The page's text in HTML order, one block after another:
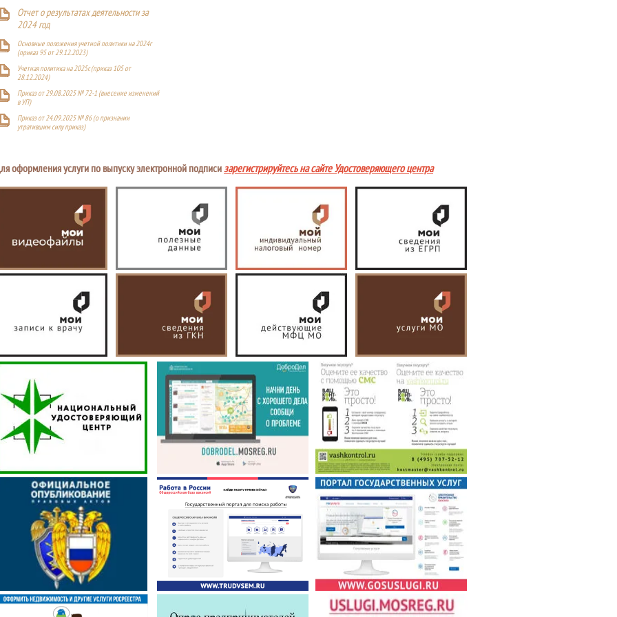
Отчет о результатах деятельности за
2024 год
Основные положения учетной политики на 2024г
(приказ 95 от 29.12.2023)
Учетная политика на 2025г. (приказ 105 от
28.12.2024)
Приказ от 29.08.2025 № 72-1 (внесение изменений
в УП)
Приказ от 24.09.2025 № 86 (о признании
утратившим силу приказ)
оформления услуги по выпуску электронной подписизарегистрируйтесь на сайте Удостоверяющего центра